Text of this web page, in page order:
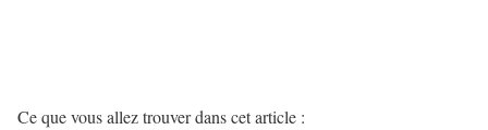
Ce que vous allez trouver dans cet article :